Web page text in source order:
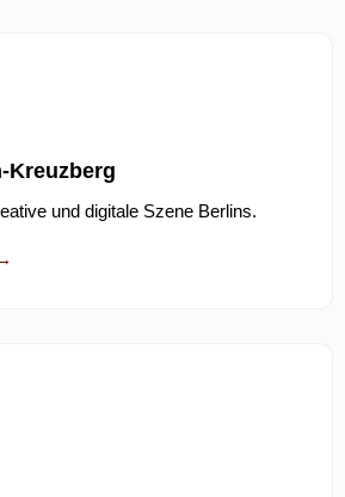
Kreuzberg
und digitale Szene Berlins.